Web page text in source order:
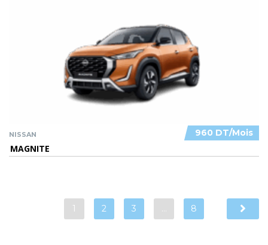
960 DT/Mois
NISSAN
MAGNITE
1 2 3 … 8